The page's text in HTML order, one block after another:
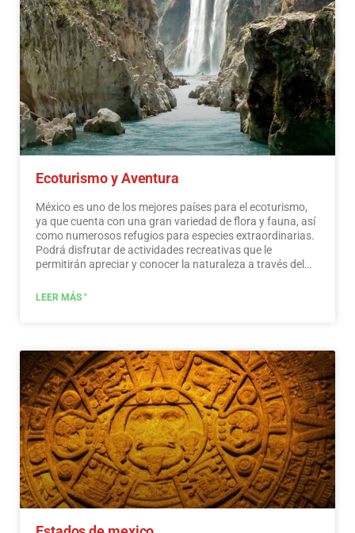
Ecoturismo y Aventura
México es uno de los mejores países para el ecoturismo,
ya que cuenta con una gran variedad de flora y fauna, así
como numerosos refugios para especies extraordinarias.
Podrá disfrutar de actividades recreativas que le
permitirán apreciar y conocer la naturaleza a través del
atracciones naturales, fauna silvestre y aves. En todo
mucho más, creemos que México es un paraíso para el
ecoturismo.Leer más
LEER MÁS "